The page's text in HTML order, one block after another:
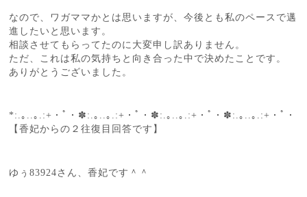
なので、ワガママかとは思いますが、今後とも私のペースで邁
進したいと思います。
相談させてもらってたのに大変申し訳ありません。
ただ、これは私の気持ちと向き合った中で決めたことです。
ありがとうございました。
*:.｡..｡.:+・ﾟ・✽:.｡..｡.:+・ﾟ・✽:.｡..｡.:+・ﾟ・✽:.｡..｡.:+・ﾟ・
【香妃からの２往復目回答です】
ゆぅ83924さん、香妃です＾＾